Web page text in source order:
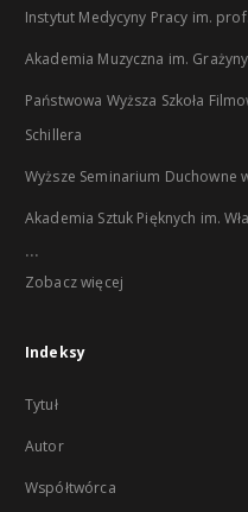
Instytut Medycyny Pracy im.
Akademia Muzyczna im.
Państwowa Wyższa Szkoła
Schillera
Wyższe Seminarium Duchowne
Akademia Sztuk Pięknych im.
...
Zobacz więcej
Indeksy
Tytuł
Autor
Współtwórca